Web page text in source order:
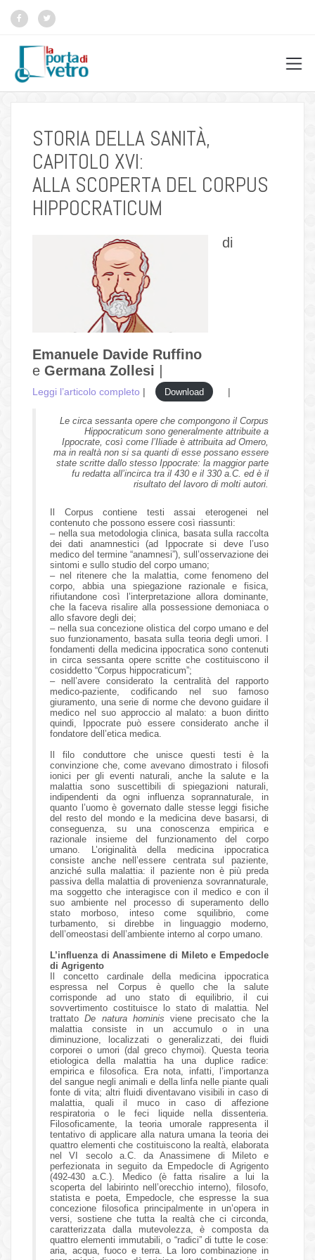
STORIA DELLA SANITÀ,
CAPITOLO XVI:
ALLA SCOPERTA DEL CORPUS
HIPPOCRATICUM
di
Emanuele Davide Ruffino
e Germana Zollesi
Leggi l’articolo completo | Download |
Le circa sessanta opere che compongono il Corpus
Hippocraticum sono generalmente attribuite a
Ippocrate, così come l’Iliade è attribuita ad Omero,
ma in realtà non si sa quanti di esse possano essere
state scritte dallo stesso Ippocrate: la maggior parte
fu redatta all’incirca tra il 430 e il 330 a.C. ed è il
risultato del lavoro di molti autori.
Il Corpus contiene testi assai eterogenei nel
contenuto che possono essere così riassunti:
– nella sua metodologia clinica, basata sulla raccolta
dei dati anamnestici (ad Ippocrate si deve l’uso
medico del termine “anamnesi”), sull’osservazione dei
sintomi e sullo studio del corpo umano;
– nel ritenere che la malattia, come fenomeno del
corpo, abbia una spiegazione razionale e fisica,
rifiutandone così l’interpretazione allora dominante,
che la faceva risalire alla possessione demoniaca o
allo sfavore degli dei;
– nella sua concezione olistica del corpo umano e del
suo funzionamento, basata sulla teoria degli umori. I
fondamenti della medicina ippocratica sono contenuti
in circa sessanta opere scritte che costituiscono il
cosiddetto “Corpus hippocraticum”;
– nell’avere considerato la centralità del rapporto
medico-paziente, codificando nel suo famoso
giuramento, una serie di norme che devono guidare il
medico nel suo approccio al malato: a buon diritto
quindi, Ippocrate può essere considerato anche il
fondatore dell’etica medica.
Il filo conduttore che unisce questi testi è la
convinzione che, come avevano dimostrato i filosofi
ionici per gli eventi naturali, anche la salute e la
malattia sono suscettibili di spiegazioni naturali,
indipendenti da ogni influenza soprannaturale, in
quanto l’uomo è governato dalle stesse leggi fisiche
del resto del mondo e la medicina deve basarsi, di
conseguenza, su una conoscenza empirica e
razionale insieme del funzionamento del corpo
umano. L’originalità della medicina ippocratica
consiste anche nell’essere centrata sul paziente,
anziché sulla malattia: il paziente non è più preda
passiva della malattia di provenienza sovrannaturale,
ma soggetto che interagisce con il medico e con il
suo ambiente nel processo di superamento dello
stato morboso, inteso come squilibrio, come
turbamento, si direbbe in linguaggio moderno,
dell’omeostasi dell’ambiente interno al corpo umano.
L’influenza di Anassimene di Mileto e Empedocle
di Agrigento
Il concetto cardinale della medicina ippocratica
espressa nel Corpus è quello che la salute
corrisponde ad uno stato di equilibrio, il cui
sovvertimento costituisce lo stato di malattia. Nel
trattatoDe natura hominis viene precisato che la
malattia consiste in un accumulo o in una
diminuzione, localizzati o generalizzati, dei fluidi
corporei o umori (dal greco chymoi). Questa teoria
etiologica della malattia ha una duplice radice:
empirica e filosofica. Era nota, infatti, l’importanza
del sangue negli animali e della linfa nelle piante quali
fonte di vita; altri fluidi diventavano visibili in caso di
malattia, quali il muco in caso di affezione
respiratoria o le feci liquide nella dissenteria.
Filosoficamente, la teoria umorale rappresenta il
tentativo di applicare alla natura umana la teoria dei
quattro elementi che costituiscono la realtà, elaborata
nel VI secolo a.C. da Anassimene di Mileto e
perfezionata in seguito da Empedocle di Agrigento
(492-430 a.C.). Medico (è fatta risalire a lui la
scoperta del labirinto nell’orecchio interno), filosofo,
statista e poeta, Empedocle, che espresse la sua
concezione filosofica principalmente in un’opera in
versi, sostiene che tutta la realtà che ci circonda,
caratterizzata dalla mutevolezza, è composta da
quattro elementi immutabili, o “radici” di tutte le cose:
aria, acqua, fuoco e terra. La loro combinazione in